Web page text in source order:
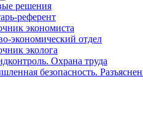
решения
референт
экономиста
экономический отдел
эколога
Охрана труда
безопасность.